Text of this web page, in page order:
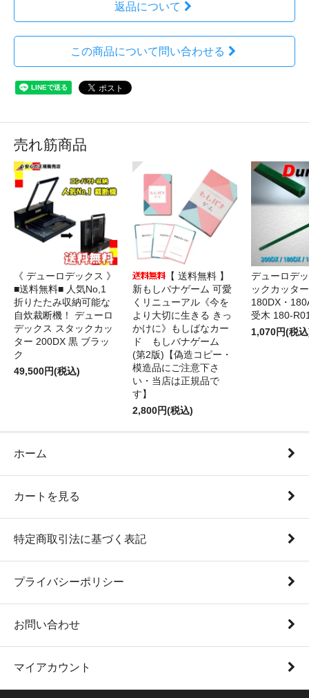
返品について
この商品について問い合わせる
売れ筋商品
《 デューロデックス 》
■送料無料■ 人気No,1
折りたたみ収納可能な
自炊裁断機！ デューロ
デックス スタックカッ
ター 200DX 黒 ブラッ
ク
49,500円(税込)
【 送料無料 】
新もしバナゲーム 可愛
くリニューアル《今を
より大切に生きる きっ
かけに》もしばなカー
ド もしバナゲーム
(第2版)【偽造コピー・
模造品にご注意下さ
い・当店は正規品で
す】
2,800円(税込)
デューロデ
ックカッタ
180DX・
受木 180-
1,070円(税
ホーム
カートを見る
特定商取引法に基づく表記
プライバシーポリシー
お問い合わせ
マイアカウント